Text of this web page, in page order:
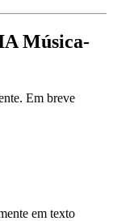
Música-
Em breve
em texto